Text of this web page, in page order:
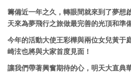
籌備近一年之久，轉眼間就來到了夢想
天來為夢飛行之旅做最完善的光頂和準
今年的活動大使王彩樺與兩位女兒黃于
崎泫也將與大家首度見面！
讓我們帶著興奮期待的心，明天大直典